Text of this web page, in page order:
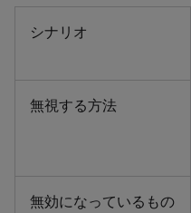
シナリオ
無視する方法
無効になっているもの